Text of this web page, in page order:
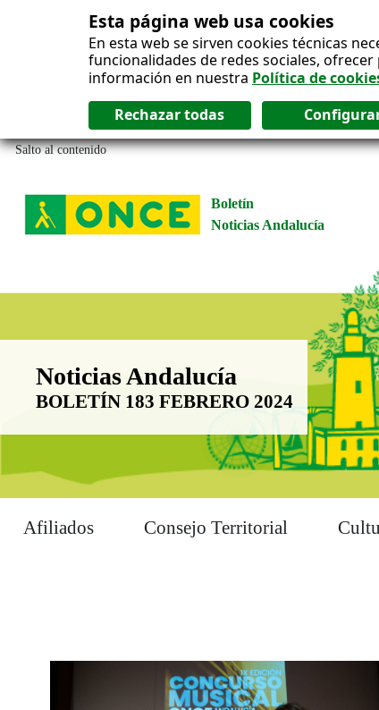
Esta página web usa cookies
En esta web se sirven cookies técnicas
funcionalidades de redes sociales,
información en nuestra Política de
Salto al contenido
Boletín
Noticias Andalucía
Boletín Noticias Andalucía
Noticias Andalucía
BOLETÍN 183 FEBRERO 2024
Afiliados Consejo Territorial